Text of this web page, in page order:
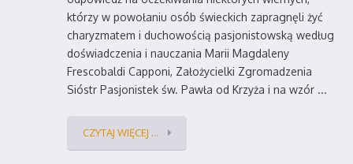
którzy w powołaniu osób świeckich zapragnęli żyć
charyzmatem i duchowością pasjonistowską według
doświadczenia i nauczania Marii Magdaleny
Frescobaldi Capponi, Założycielki Zgromadzenia
Sióstr Pasjonistek św. Pawła od Krzyża i na wzór ...
CZYTAJ WIĘCEJ ...